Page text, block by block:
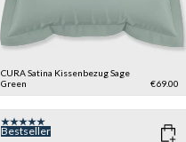
CURA Satina KissenbezugSage
Green
€69.00
Bestseller